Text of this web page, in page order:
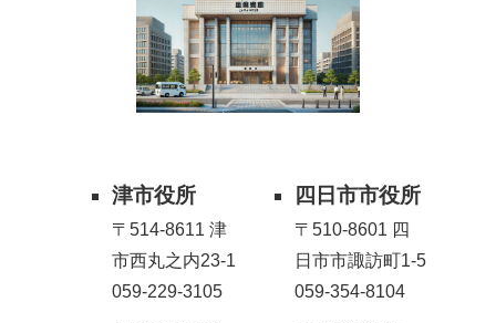
津市役所
〒514-8611 津
市西丸之内23-1
059-229-3105
四日市市役所
〒510-8601 四
日市市諏訪町1-5
059-354-8104